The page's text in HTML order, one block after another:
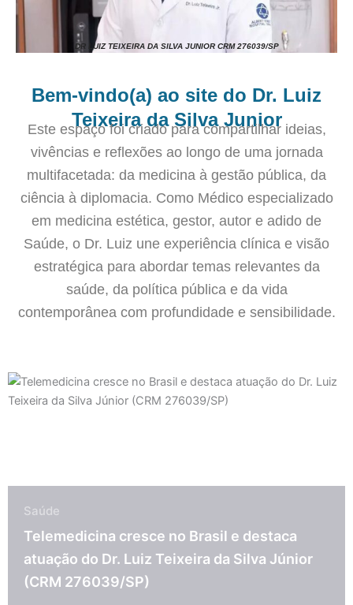
DR LUIZ TEIXEIRA DA SILVA JUNIOR CRM 276039/SP
Bem-vindo(a) ao site do Dr. Luiz
Teixeira da Silva Junior
Este espaço foi criado para compartilhar ideias,
vivências e reflexões ao longo de uma jornada
multifacetada: da medicina à gestão pública, da
ciência à diplomacia. Como Médico especializado
em medicina estética, gestor, autor e adido de
Saúde, o Dr. Luiz une experiência clínica e visão
estratégica para abordar temas relevantes da
saúde, da política pública e da vida
contemporânea com profundidade e sensibilidade.
Saúde
Telemedicina cresce no Brasil e destaca
atuação do Dr. Luiz Teixeira da Silva Júnior
(CRM 276039/SP)